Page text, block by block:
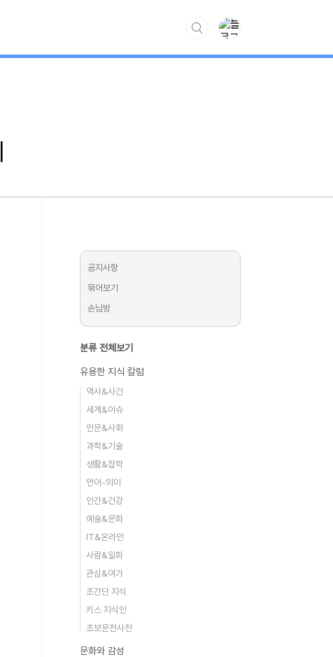
공지사항
묶어보기
손님방
분류 전체보기
유용한 지식 칼럼
역사&사건
세계&이슈
인문&사회
과학&기술
생활&잡학
언어-의미
인간&건강
예술&문화
IT&온라인
사람&일화
관심&여가
초간단 지식
키스 지식인
초보운전사전
문화와 감성